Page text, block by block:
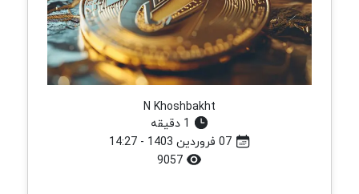
N Khoshbakht
07 فروردین 1403 - 14:27